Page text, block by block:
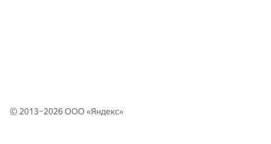
© 2013–2026 ООО «Яндекс»